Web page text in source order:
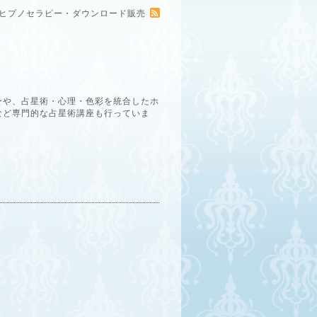
ノセラピー・ダウンロード販売
、占星術・心理・色彩を統合したホ
専門的な占星術講座も行っていま